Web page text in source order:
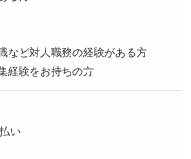
など対人職務の経験がある方
経験をお持ちの方
い